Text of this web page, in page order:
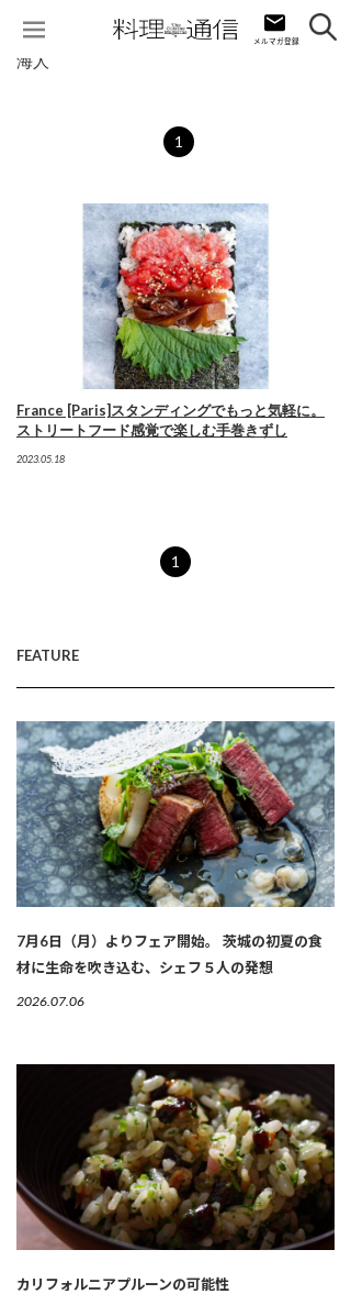
海人
1
France [Paris]スタンディングでもっと気軽に。
ストリートフード感覚で楽しむ手巻きずし
2023.05.18
1
FEATURE
7月6日（月）よりフェア開始。 茨城の初夏の食
材に生命を吹き込む、シェフ５人の発想
2026.07.06
カリフォルニアプルーンの可能性